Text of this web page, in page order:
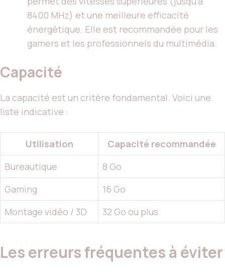
8400 MHz) et une meilleure efficacité
énergétique. Elle est recommandée pour les
gamers et les professionnels du multimédia.
Capacité
La capacité est un critère fondamental. Voici une
liste indicative :
Utilisation
Capacité recommandée
Bureautique
8 Go
Gaming
16 Go
Montage vidéo / 3D
32 Go ou plus
Les erreurs fréquentes à éviter